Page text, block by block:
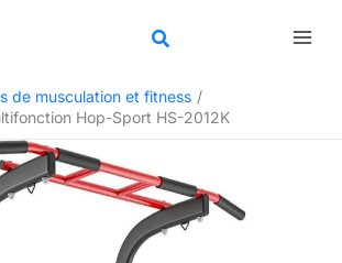
de musculation et fitness
Hop-Sport HS-2012K